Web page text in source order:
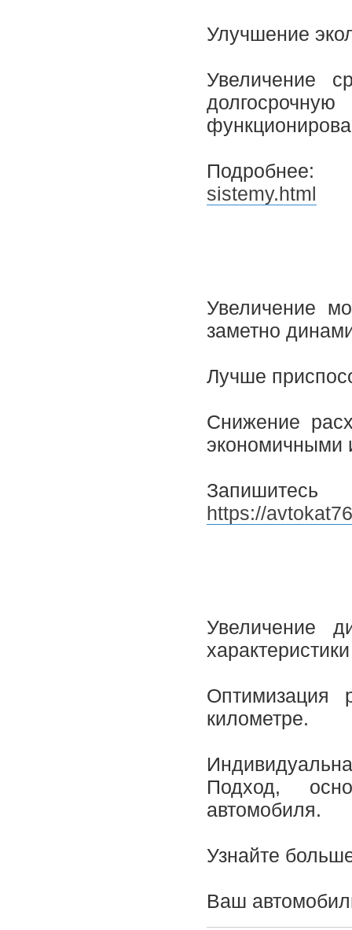
Улучшение
Увеличение
sistemy.html
Увеличение
заметно
Лучше
Снижение
https://
Увеличение
Оптимизация
километре.
Подход,
автомобиля.
Узнайте
Ваш